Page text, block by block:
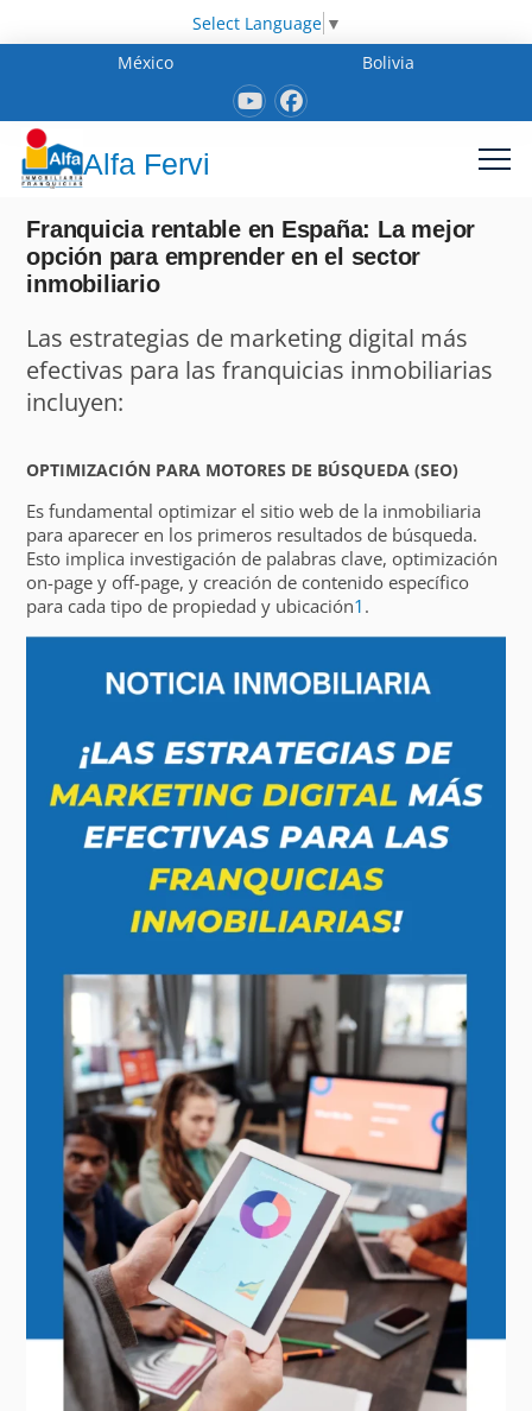
Select Language ▼
México
Bolivia
Alfa Fervi
Franquicia rentable en España: La mejor
opción para emprender en el sector
inmobiliario
Las estrategias de marketing digital más
efectivas para las franquicias inmobiliarias
incluyen:
OPTIMIZACIÓN PARA MOTORES DE BÚSQUEDA (SEO)
Es fundamental optimizar el sitio web de la inmobiliaria
para aparecer en los primeros resultados de búsqueda.
Esto implica investigación de palabras clave, optimización
on-page y off-page, y creación de contenido específico
para cada tipo de propiedad y ubicación1 .